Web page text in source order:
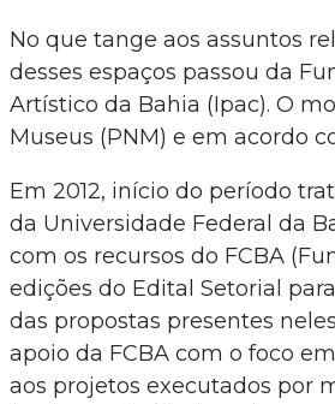
No que tange aos assuntos
desses espaços passou da
Artístico da Bahia (Ipac). O
Museus (PNM) e em acordo
Em 2012, início do período
da Universidade Federal da
com os recursos do FCBA
edições do Edital Setorial
das propostas presentes
apoio da FCBA com o foco
aos projetos executados por